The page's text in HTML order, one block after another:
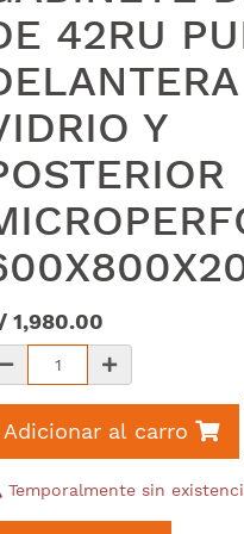
42RU
Y
1,980.00
Adicionar al carro
Temporalmente sin